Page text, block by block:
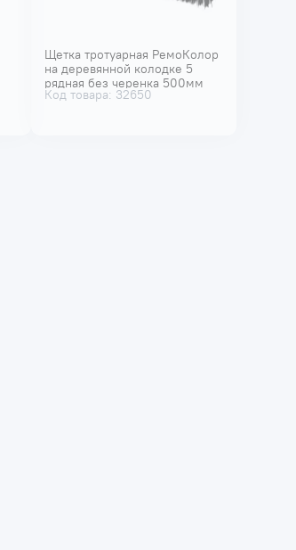
Щетка тротуарная РемоКолор
на деревянной колодке 5
рядная без черенка 500мм
60-2-113
Код товара: 32650